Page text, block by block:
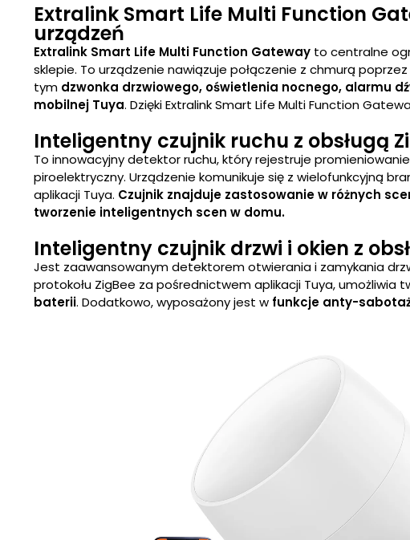
Extralink Smart Life Multi Function
urządzeń
Extralink Smart Life Multi Function Gateway to centralne
sklepie. To urządzenie nawiązuje połączenie z chmurą
tym dzwonka drzwiowego, oświetlenia nocnego, alarmu
mobilnej Tuya. Dzięki Extralink Smart Life Multi Function
Inteligentny czujnik ruchu z obsługą
To innowacyjny detektor ruchu, który rejestruje
piroelektryczny. Urządzenie komunikuje się z wielofunkcyjną
aplikacji Tuya. Czujnik znajduje zastosowanie w różnych
tworzenie inteligentnych scen w domu.
Inteligentny czujnik drzwi i okien z
Jest zaawansowanym detektorem otwierania i zamykania
protokołu ZigBee za pośrednictwem aplikacji Tuya, umożliwia
baterii. Dodatkowo, wyposażony jest w funkcje anty-